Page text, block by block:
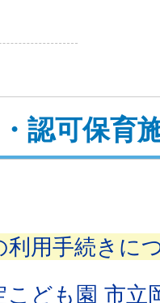
認可保育
利用手続きに
こども園 市立